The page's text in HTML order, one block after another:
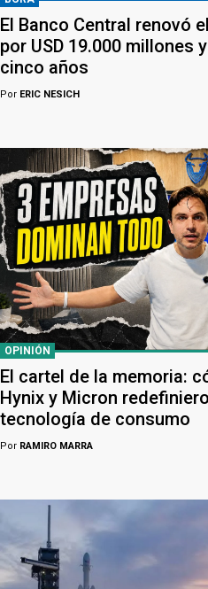
El Banco Central renovó
por USD 19.000 millones
cinco años
Por ERIC NESICH
OPINIÓN
El cartel de la memoria:
Hynix y Micron
tecnología de consumo
Por RAMIRO MARRA